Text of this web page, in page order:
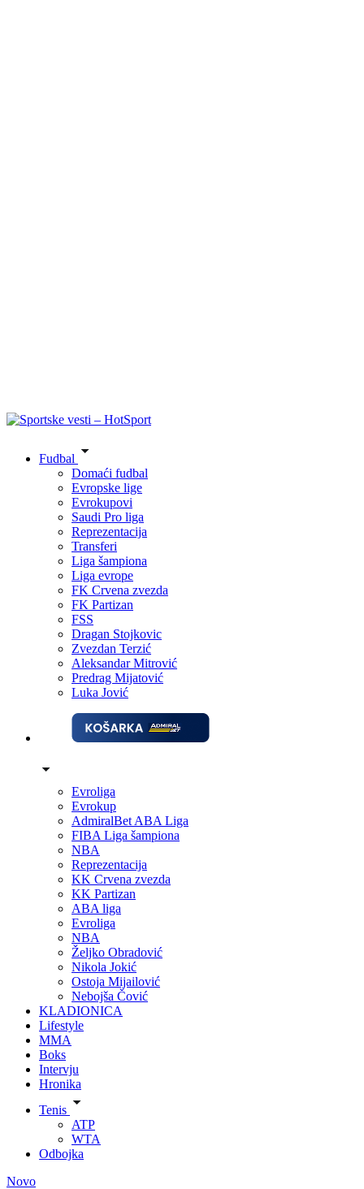
Fudbal
Domaći fudbal
Evropske lige
Evrokupovi
Saudi Pro liga
Reprezentacija
Transferi
Liga šampiona
Liga evrope
FK Crvena zvezda
FK Partizan
FSS
Dragan Stojkovic
Zvezdan Terzić
Aleksandar Mitrović
Predrag Mijatović
Luka Jović
Evroliga
Evrokup
AdmiralBet ABA Liga
FIBA Liga šampiona
NBA
Reprezentacija
KK Crvena zvezda
KK Partizan
ABA liga
Evroliga
NBA
Željko Obradović
Nikola Jokić
Ostoja Mijailović
Nebojša Čović
KLADIONICA
Lifestyle
MMA
Boks
Intervju
Hronika
Tenis
ATP
WTA
Odbojka
Novo